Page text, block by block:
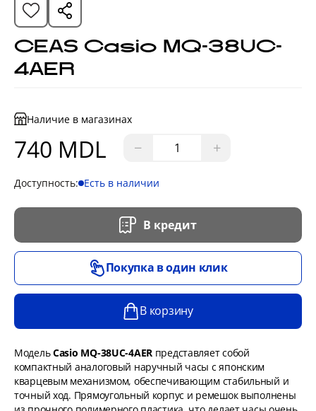
CEAS Casio MQ-38UC-
4AER
Наличие в магазинах
740 MDL − +
Доступность: Есть в наличии
В кредит
Покупка в один клик
В корзину
МодельCasio MQ-38UC-4AER представляет собой
компактный аналоговый наручный часы с японским
кварцевым механизмом, обеспечивающим стабильный и
точный ход. Прямоугольный корпус и ремешок выполнены